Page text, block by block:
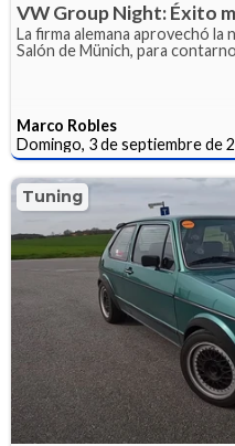
VW Group Night: Éxito
La firma alemana aprovechó
Salón de Münich, para
Marco Robles
Domingo, 3 de septiembre de
Tuning